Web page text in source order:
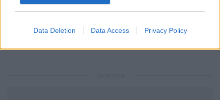
Data Deletion Data Access Privacy Policy
Ακολουθήστε το Pink.gr και στο